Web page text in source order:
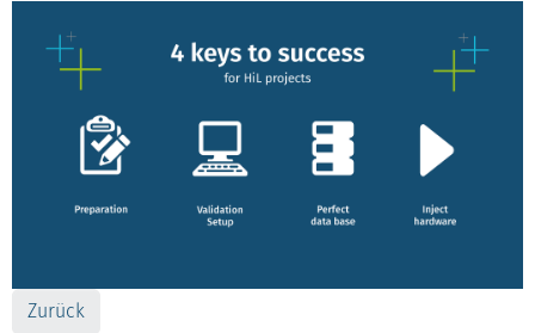
Zurück